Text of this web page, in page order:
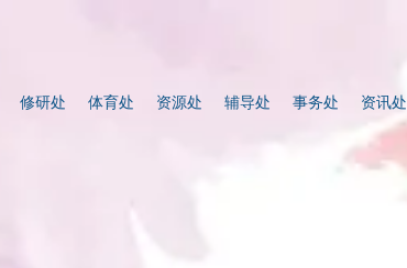
修研处 体育处 资源处 辅导处 事务处 资讯处